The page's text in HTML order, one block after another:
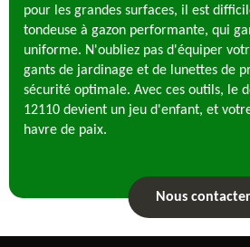
pour les grandes surfaces, il est
tondeuse à gazon performante, qui
uniforme. N'oubliez pas d'équiper
gants de jardinage et de lunettes de
sécurité optimale. Avec ces outils, le
12110 devient un jeu d'enfant, et
havre de paix.
Nous contacter